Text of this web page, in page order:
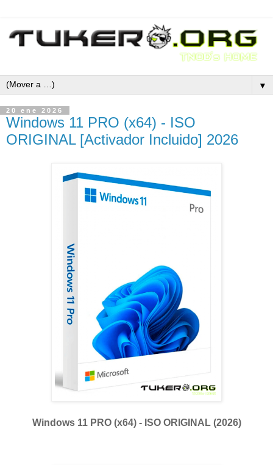
▼
20 ene 2026
Windows 11 PRO (x64) - ISO
ORIGINAL [Activador Incluido] 2026
Windows 11 PRO (x64) - ISO ORIGINAL (2026)